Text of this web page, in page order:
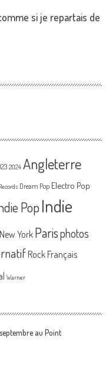
si je repartais de
2024 Angleterre
Dream Pop Electro Pop
PopIndie
New York Parisphotos
Rock Français
Warner
au Point